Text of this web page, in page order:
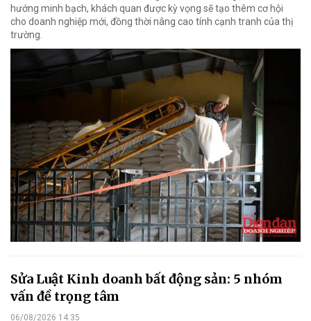
hướng minh bạch, khách quan được kỳ vọng sẽ tạo thêm cơ hội
cho doanh nghiệp mới, đồng thời nâng cao tính cạnh tranh của thị
trường.
Sửa Luật Kinh doanh bất động sản: 5 nhóm
vấn đề trọng tâm
06/08/2026 14:35